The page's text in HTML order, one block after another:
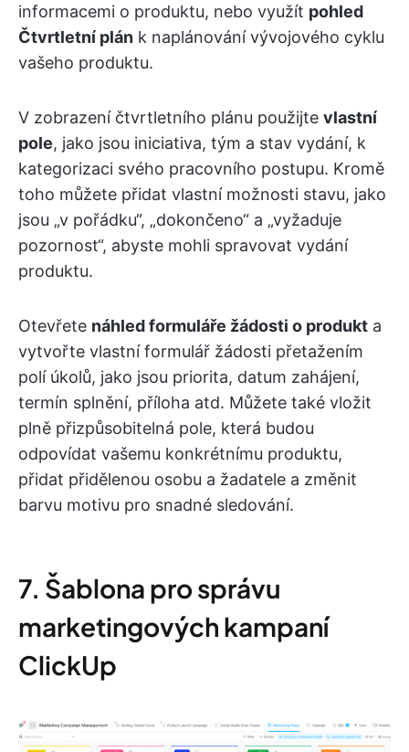
informacemi o produktu, nebo využít pohled
Čtvrtletní plán k naplánování vývojového cyklu
vašeho produktu.
V zobrazení čtvrtletního plánu použijte vlastní
pole, jako jsou iniciativa, tým a stav vydání, k
kategorizaci svého pracovního postupu. Kromě
toho můžete přidat vlastní možnosti stavu, jako
jsou „v pořádku“, „dokončeno“ a „vyžaduje
pozornost“, abyste mohli spravovat vydání
produktu.
Otevřete náhled formuláře žádosti o produkt a
vytvořte vlastní formulář žádosti přetažením
polí úkolů, jako jsou priorita, datum zahájení,
termín splnění, příloha atd. Můžete také vložit
plně přizpůsobitelná pole, která budou
odpovídat vašemu konkrétnímu produktu,
přidat přidělenou osobu a žadatele a změnit
barvu motivu pro snadné sledování.
7. Šablona pro správu
marketingových kampaní
ClickUp